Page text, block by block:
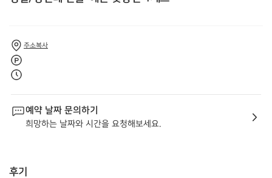
주소복사
예약 날짜 문의하기
희망하는 날짜와 시간을 요청해보세요.
후기